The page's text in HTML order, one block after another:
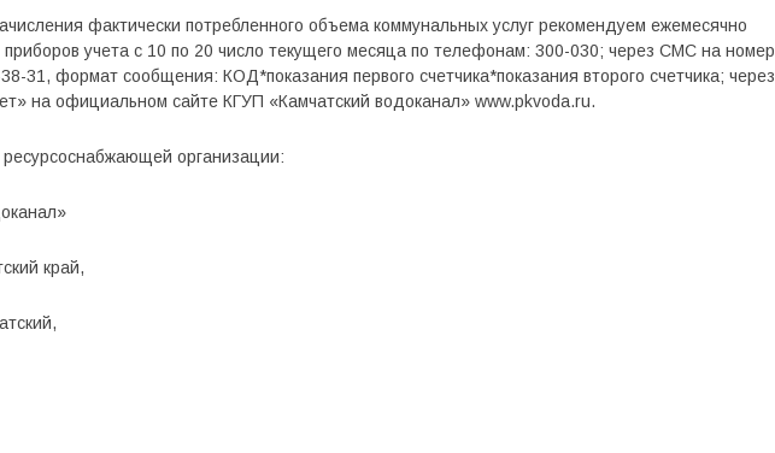
фактически потребленного объема коммунальных услуг рекомендуем ежемесячно
приборов учета с 10 по 20 число текущего месяца по телефонам: 300-030; через СМС на номер
31, формат сообщения: КОД*показания первого счетчика*показания второго счетчика; через
на официальном сайте КГУП «Камчатский водоканал» www.pkvoda.ru.
организации:
край,